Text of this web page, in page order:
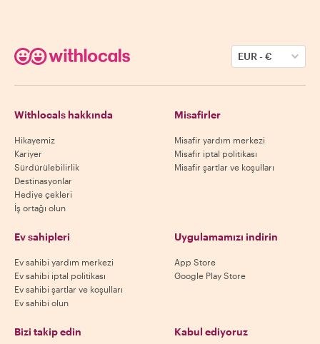
EUR-€
Withlocals hakkında
Hikayemiz
Kariyer
Sürdürülebilirlik
Destinasyonlar
Hediye çekleri
İş ortağı olun
Misafirler
Misafir yardım merkezi
Misafir iptal politikası
Misafir şartlar ve koşulları
Ev sahipleri
Ev sahibi yardım merkezi
Ev sahibi iptal politikası
Ev sahibi şartlar ve koşulları
Ev sahibi olun
Uygulamamızı indirin
App Store
Google Play Store
Bizi takip edin Kabul ediyoruz